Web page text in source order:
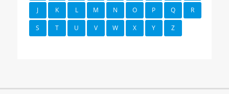
J K L M N O P Q R
S T U V W X Y Z